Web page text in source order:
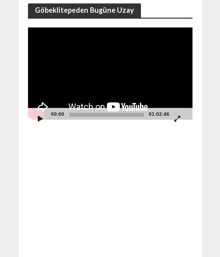
Göbeklitepeden Bugüne Uzay
00:00 01:02:46